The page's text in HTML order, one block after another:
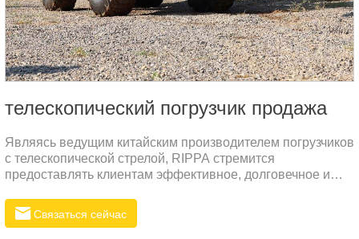
телескопический погрузчик продажа
Являясь ведущим китайским производителем погрузчиков
с телескопической стрелой, RIPPA стремится
предоставлять клиентам эффективное, долговечное и
Модель R930T специально разработана для тяжелых
условий эксплуатации и высокой эффективности и
Связаться сейчас